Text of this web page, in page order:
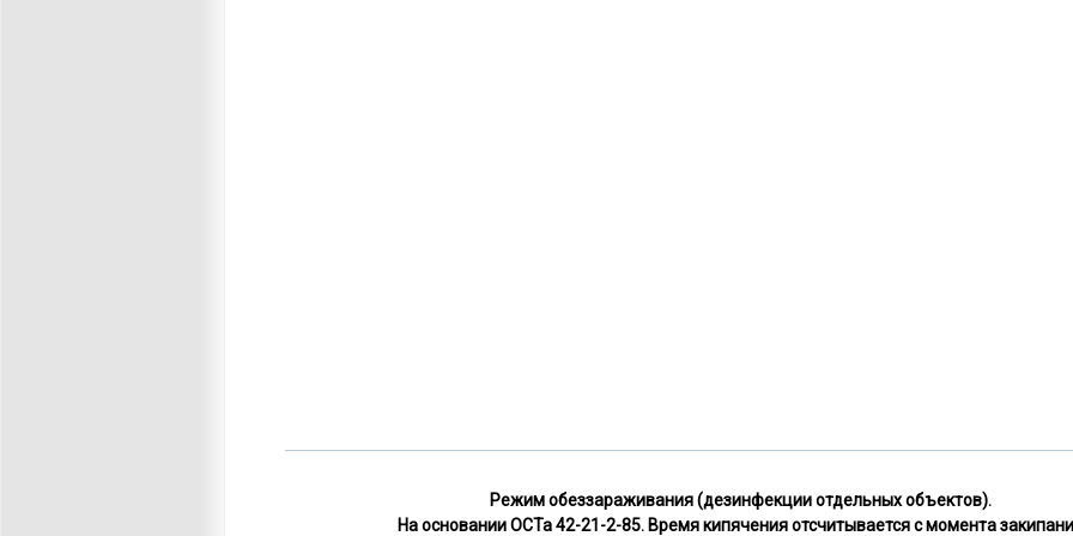
Режим обеззараживания (дезинфекции отдельных объектов).
На основании ОСТа 42-21-2-85. Время кипячения отсчитывается с момента